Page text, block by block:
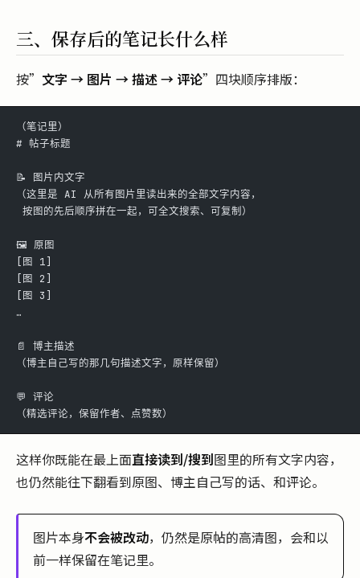
三、保存后的笔记长什么样
按” 文字 → 图片 → 描述 → 评论”四块顺序排版：
（笔记里）
# 帖子标题
📝 图片内文字
（这里是 AI 从所有图片里读出来的全部文字内容，
按图的先后顺序拼在一起，可全文搜索、可复制）
🖼️ 原图
[图 1]
[图 2]
[图 3]
…
📄 博主描述
（博主自己写的那几句描述文字，原样保留）
💬 评论
（精选评论，保留作者、点赞数）
这样你既能在最上面直接读到/搜到图里的所有文字内容，
也仍然能往下翻看到原图、博主自己写的话、和评论。
图片本身不会被改动，仍然是原帖的高清图，会和以
前一样保留在笔记里。